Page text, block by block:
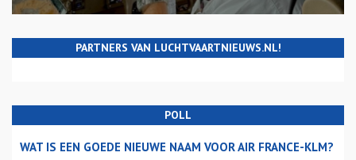
PARTNERS VAN LUCHTVAARTNIEUWS.NL!
POLL
WAT IS EEN GOEDE NIEUWE NAAM VOOR AIR FRANCE-KLM?